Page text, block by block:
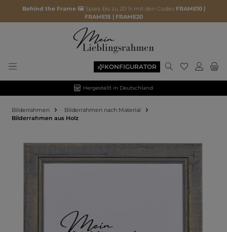
Behind the Frame 🖼️ Spare bis zu 20 % mit den Codes FRAME10 |
FRAME15 | FRAME20
KONFIGURATOR
Hergestellt in Deutschland
Bilderrahmen
Bilderrahmen nach Material
Bilderrahmen aus Holz
Bildergalerie überspringen